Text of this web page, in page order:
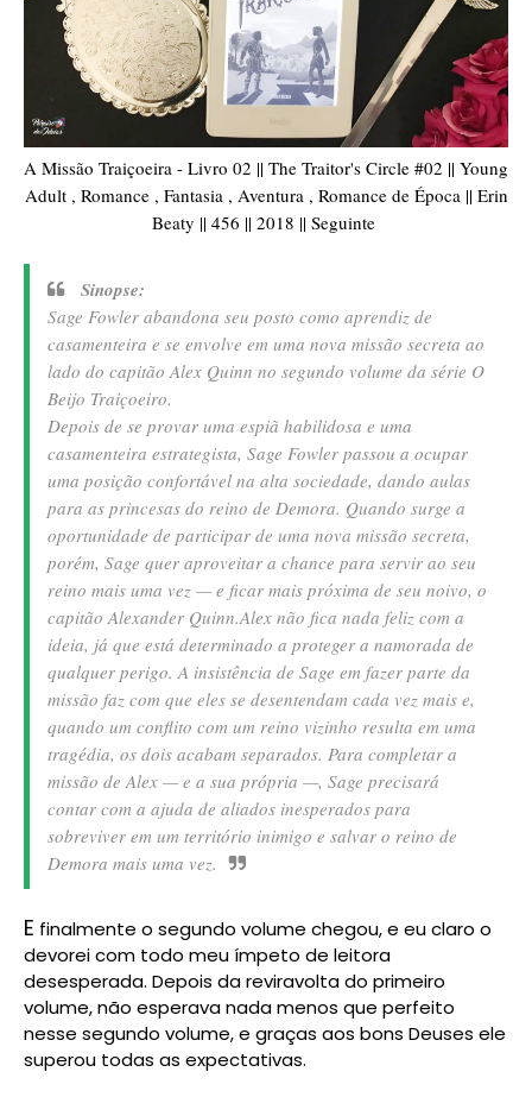
A Missão Traiçoeira - Livro 02 || The Traitor's Circle #02 || Young
Adult , Romance , Fantasia , Aventura , Romance de Época || Erin
Beaty || 456 || 2018 || Seguinte
Sinopse:
Sage Fowler abandona seu posto como aprendiz de
casamenteira e se envolve em uma nova missão secreta ao
lado do capitão Alex Quinn no segundo volume da série O
Beijo Traiçoeiro.
Depois de se provar uma espiã habilidosa e uma
casamenteira estrategista, Sage Fowler passou a ocupar
uma posição confortável na alta sociedade, dando aulas
para as princesas do reino de Demora. Quando surge a
oportunidade de participar de uma nova missão secreta,
porém, Sage quer aproveitar a chance para servir ao seu
reino mais uma vez — e ficar mais próxima de seu noivo, o
capitão Alexander Quinn.Alex não fica nada feliz com a
ideia, já que está determinado a proteger a namorada de
qualquer perigo. A insistência de Sage em fazer parte da
missão faz com que eles se desentendam cada vez mais e,
quando um conflito com um reino vizinho resulta em uma
tragédia, os dois acabam separados. Para completar a
missão de Alex — e a sua própria —, Sage precisará
contar com a ajuda de aliados inesperados para
sobreviver em um território inimigo e salvar o reino de
Demora mais uma vez.
E finalmente o segundo volume chegou, e eu claro o
devorei com todo meu ímpeto de leitora
desesperada. Depois da reviravolta do primeiro
volume, não esperava nada menos que perfeito
nesse segundo volume, e graças aos bons Deuses ele
superou todas as expectativas.